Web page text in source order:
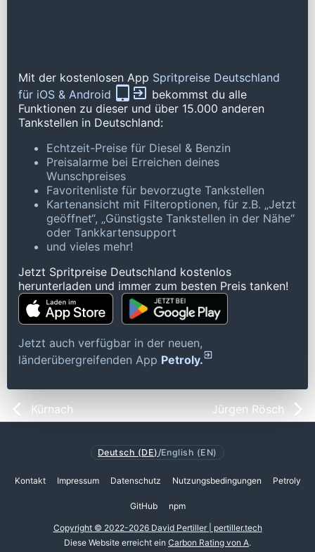
Mit der kostenlosen App Spritpreise Deutschland
für iOS & Android
bekommst du alle
Funktionen zu dieser und über 15.000 anderen
Tankstellen in Deutschland:
Echtzeit-Preise für Diesel & Benzin
Preisalarme bei Erreichen deines
Wunschpreises
Favoritenliste für bevorzugte Tankstellen
Kartenansicht mit Filteroptionen, für z.B. „Jetzt
geöffnet“, „Günstigste Tankstellen in der Nähe“
oder Tankkartensupport
und vieles mehr!
Jetzt Spritpreise Deutschland kostenlos
herunterladen und immer zum besten Preis tanken!
Jetzt auch verfügbar in der neuen,
länderübergreifenden App Petroly.
Kürnach Jürgen Rösch
Deutsch (DE) /English (EN)
Kontakt Impressum Datenschutz Nutzungsbedingungen Petroly
GitHub npm
Copyright © 2022-2026 David Pertiller | pertiller.tech
Diese Website erreicht ein Carbon Rating von A.